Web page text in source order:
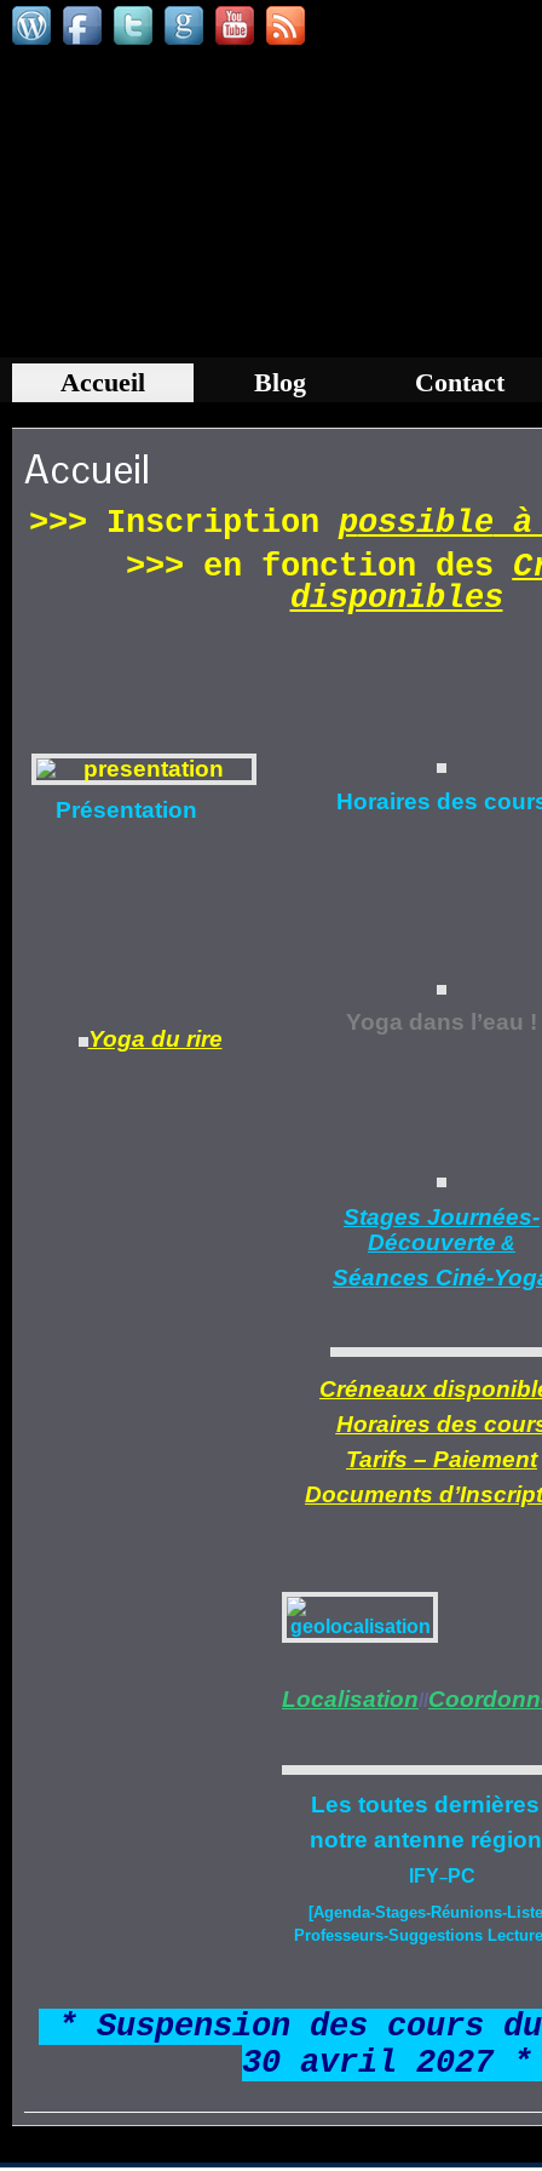
Accueil Blog Contact
Accueil
>>> Inscription possible à
>>> en fonction des
disponibles
Présentation Horaires des
Yoga du rire
Yoga dans l’eau !
Stages Journées-
Découverte &
Séances Ciné-
Créneaux
Horaires des
Tarifs – Paiement
Documents d’
Localisation//
Les toutes
notre antenne
IFY–PC
[Agenda-Stages-Réunions-
Professeurs-Suggestions
* Suspension des cours
30 avril 2027 *